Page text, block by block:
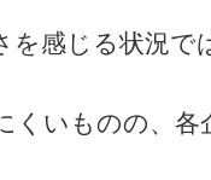
を感じる状況で
くいものの、